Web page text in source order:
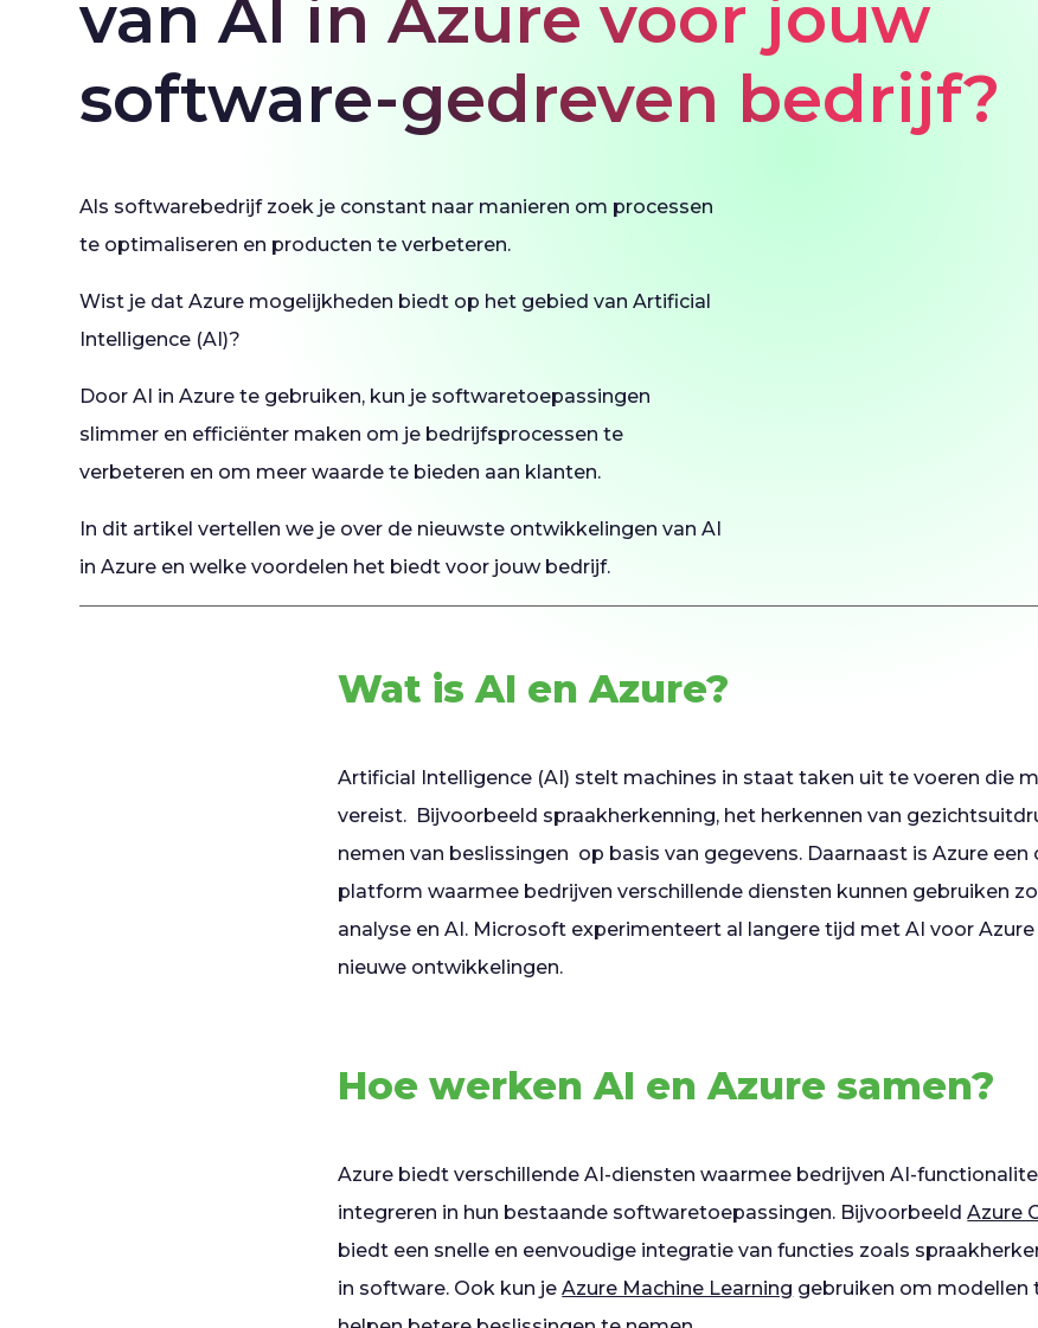
van AI in Azure voor jouw
software-gedreven bedrijf?
Als softwarebedrijf zoek je constant naar manieren om processen
te optimaliseren en producten te verbeteren.
Wist je dat Azure mogelijkheden biedt op het gebied van Artificial
Intelligence (AI)?
Door AI in Azure te gebruiken, kun je softwaretoepassingen
slimmer en efficiënter maken om je bedrijfsprocessen te
verbeteren en om meer waarde te bieden aan klanten.
In dit artikel vertellen we je over de nieuwste ontwikkelingen van AI
in Azure en welke voordelen het biedt voor jouw bedrijf.
Wat is AI en Azure?
Artificial Intelligence (AI) stelt machines in staat taken uit te voeren die
vereist. Bijvoorbeeld spraakherkenning, het herkennen van
nemen van beslissingen op basis van gegevens. Daarnaast is Azure
platform waarmee bedrijven verschillende diensten kunnen gebruiken
analyse en AI. Microsoft experimenteert al langere tijd met AI voor
nieuwe ontwikkelingen.
Hoe werken AI en Azure samen?
Azure biedt verschillende AI-diensten waarmee bedrijven AI-
integreren in hun bestaande softwaretoepassingen. BijvoorbeeldAzure
biedt een snelle en eenvoudige integratie van functies zoals
in software. Ook kun jeAzure Machine Learning gebruiken om modellen